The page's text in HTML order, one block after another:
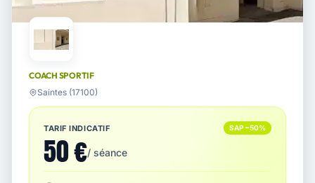
COACH SPORTIF
Saintes (17100)
TARIF INDICATIF SAP −50%
50 €/ séance